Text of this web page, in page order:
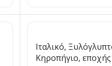
Ιταλικό,
Κηροπήγιο,